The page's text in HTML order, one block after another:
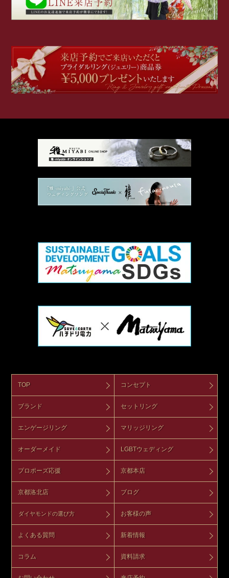
TOP コンセプト
ブランド セットリング
エンゲージリング マリッジリング
オーダーメイド LGBTウェディング
プロポーズ応援 京都本店
京都洛北店 ブログ
ダイヤモンドの選び方 お客様の声
よくある質問 新着情報
コラム 資料請求